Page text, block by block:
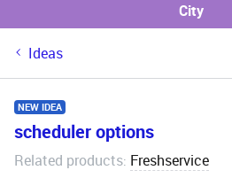
City
Ideas
NEW IDEA
scheduler options
Related products: Freshservice